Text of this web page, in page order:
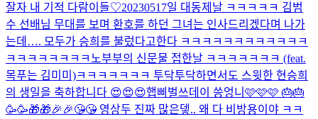
잘자 내 기적 다람이들♡20230517일 대동제날 ㅋㅋㅋㅋㅋ 김범
수 선배님 무대를 보며 환호를 하던 그녀는 인사드리겠다며 나가
는데…. 모두가 승희를 불렀다고한다 ㅋㅋㅋㅋㅋㅋㅋㅋㅋㅋㅋㅋ
ㅋㅋㅋㅋㅋㅋㅋㅋ 노부부의 신문물 접한날 ㅋㅋㅋㅋㅋㅋㅋ (feat.
목푸는 김미미)ㅋㅋㅋㅋㅋㅋㅋ 투닥투닥하면서도 스윗한 현승희
의 생일을 축하합니다 😍😍😍햅삐벌쓰데이 씅엉니🩷🩷🩷 🎂🎂
🥳🥳🎁🎁🎉🎉😘😘 영상두 진짜 많은뎋.. 왜 다 비방용이야 ㅋㅋ